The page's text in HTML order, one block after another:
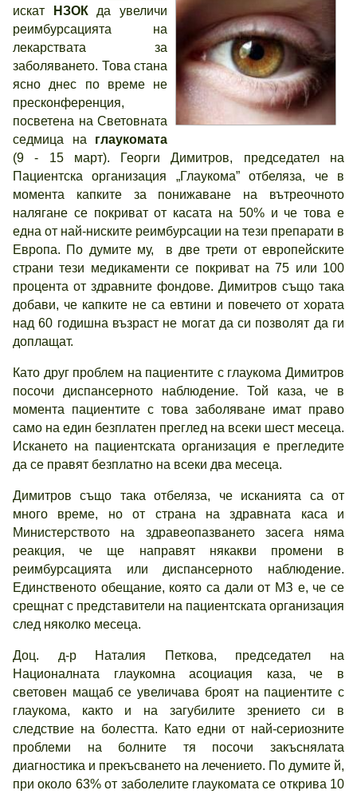
искат
НЗОКда увеличи
реимбурсацията на
лекарствата за
заболяването. Това стана
ясно днес по време не
пресконференция,
посветена на Световната
седмица на глаукомата
(9 - 15 март). Георги Димитров, председател на
Пациентска организация „Глаукома” отбеляза, че в
момента капките за понижаване на вътреочното
налягане се покриват от касата на 50% и че това е
една от най-ниските реимбурсации на тези препарати в
Европа. По думите му, в две трети от европейските
страни тези медикаменти се покриват на 75 или 100
процента от здравните фондове. Димитров също така
добави, че капките не са евтини и повечето от хората
над 60 годишна възраст не могат да си позволят да ги
доплащат.
Като друг проблем на пациентите с глаукома Димитров
посочи диспансерното наблюдение. Той каза, че в
момента пациентите с това заболяване имат право
само на един безплатен преглед на всеки шест месеца.
Искането на пациентската организация е прегледите
да се правят безплатно на всеки два месеца.
Димитров също така отбеляза, че исканията са от
много време, но от страна на здравната каса и
Министерството на здравеопазването засега няма
реакция, че ще направят някакви промени в
реимбурсацията или диспансерното наблюдение.
Единственото обещание, която са дали от МЗ е, че се
срещнат с представители на пациентската организация
след няколко месеца.
Доц. д-р Наталия Петкова, председател на
Националната глаукомна асоциация каза, че в
световен мащаб се увеличава броят на пациентите с
глаукома, както и на загубилите зрението си в
следствие на болестта. Като едни от най-сериозните
проблеми на болните тя посочи закъснялата
диагностика и прекъсването на лечението. По думите й,
при около 63% от заболелите глаукомата се открива 10